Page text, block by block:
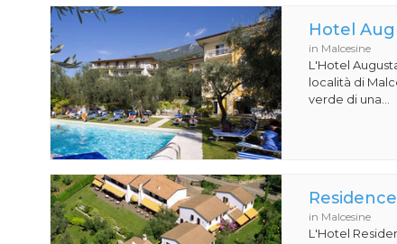
Hotel
in Malcesine
L'Hotel
località di
verde di una...
in Malcesine
L'Hotel